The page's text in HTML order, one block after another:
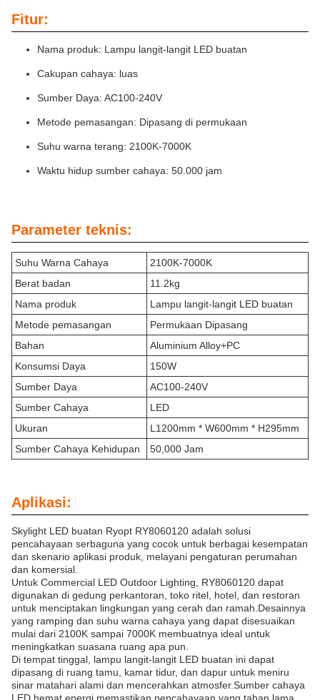
Fitur:
Nama produk: Lampu langit-langit LED buatan
Cakupan cahaya: luas
Sumber Daya: AC100-240V
Metode pemasangan: Dipasang di permukaan
Suhu warna terang: 2100K-7000K
Waktu hidup sumber cahaya: 50.000 jam
Parameter teknis:
Suhu Warna Cahaya
2100K-7000K
Berat badan
11.2kg
Nama produk
Lampu langit-langit LED buatan
Metode pemasangan
Permukaan Dipasang
Bahan
Aluminium Alloy+PC
Konsumsi Daya
150W
Sumber Daya
AC100-240V
Sumber Cahaya
LED
Ukuran
L1200mm * W600mm * H295mm
Sumber Cahaya Kehidupan
50,000 Jam
Aplikasi:
Skylight LED buatan Ryopt RY8060120 adalah solusi
pencahayaan serbaguna yang cocok untuk berbagai kesempatan
dan skenario aplikasi produk, melayani pengaturan perumahan
dan komersial.
Untuk Commercial LED Outdoor Lighting, RY8060120 dapat
digunakan di gedung perkantoran, toko ritel, hotel, dan restoran
untuk menciptakan lingkungan yang cerah dan ramah.Desainnya
yang ramping dan suhu warna cahaya yang dapat disesuaikan
mulai dari 2100K sampai 7000K membuatnya ideal untuk
meningkatkan suasana ruang apa pun.
Di tempat tinggal, lampu langit-langit LED buatan ini dapat
dipasang di ruang tamu, kamar tidur, dan dapur untuk meniru
sinar matahari alami dan mencerahkan atmosfer.Sumber cahaya